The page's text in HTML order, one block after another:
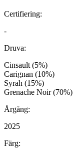
Certifiering:
-
Druva:
Cinsault (5%)
Carignan (10%)
Syrah (15%)
Grenache Noir (70%)
Årgång:
2025
Färg: